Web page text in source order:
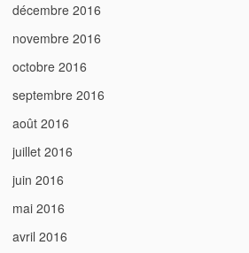
décembre 2016
novembre 2016
octobre 2016
septembre 2016
août 2016
juillet 2016
juin 2016
mai 2016
avril 2016